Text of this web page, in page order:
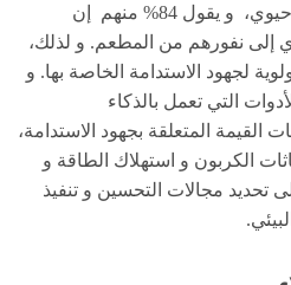
منهم أن الاستدامة أمر هام و حيوي، و يقول 84% منهم إن
إلى نفورهم من المطعم. و لذلك،
لجهود الاستدامة الخاصة بها. و
التي تعمل بالذكاء
القيمة المتعلقة بجهود الاستدامة،
الكربون و استهلاك الطاقة و
تحديد مجالات التحسين و تنفيذ